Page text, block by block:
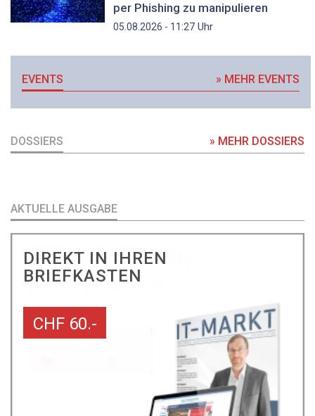
per Phishing zu manipulieren
05.08.2026 - 11:27Uhr
EVENTS » MEHR EVENTS
DOSSIERS » MEHR DOSSIERS
AKTUELLE AUSGABE
DIREKT IN IHREN
BRIEFKASTEN
CHF 60.-